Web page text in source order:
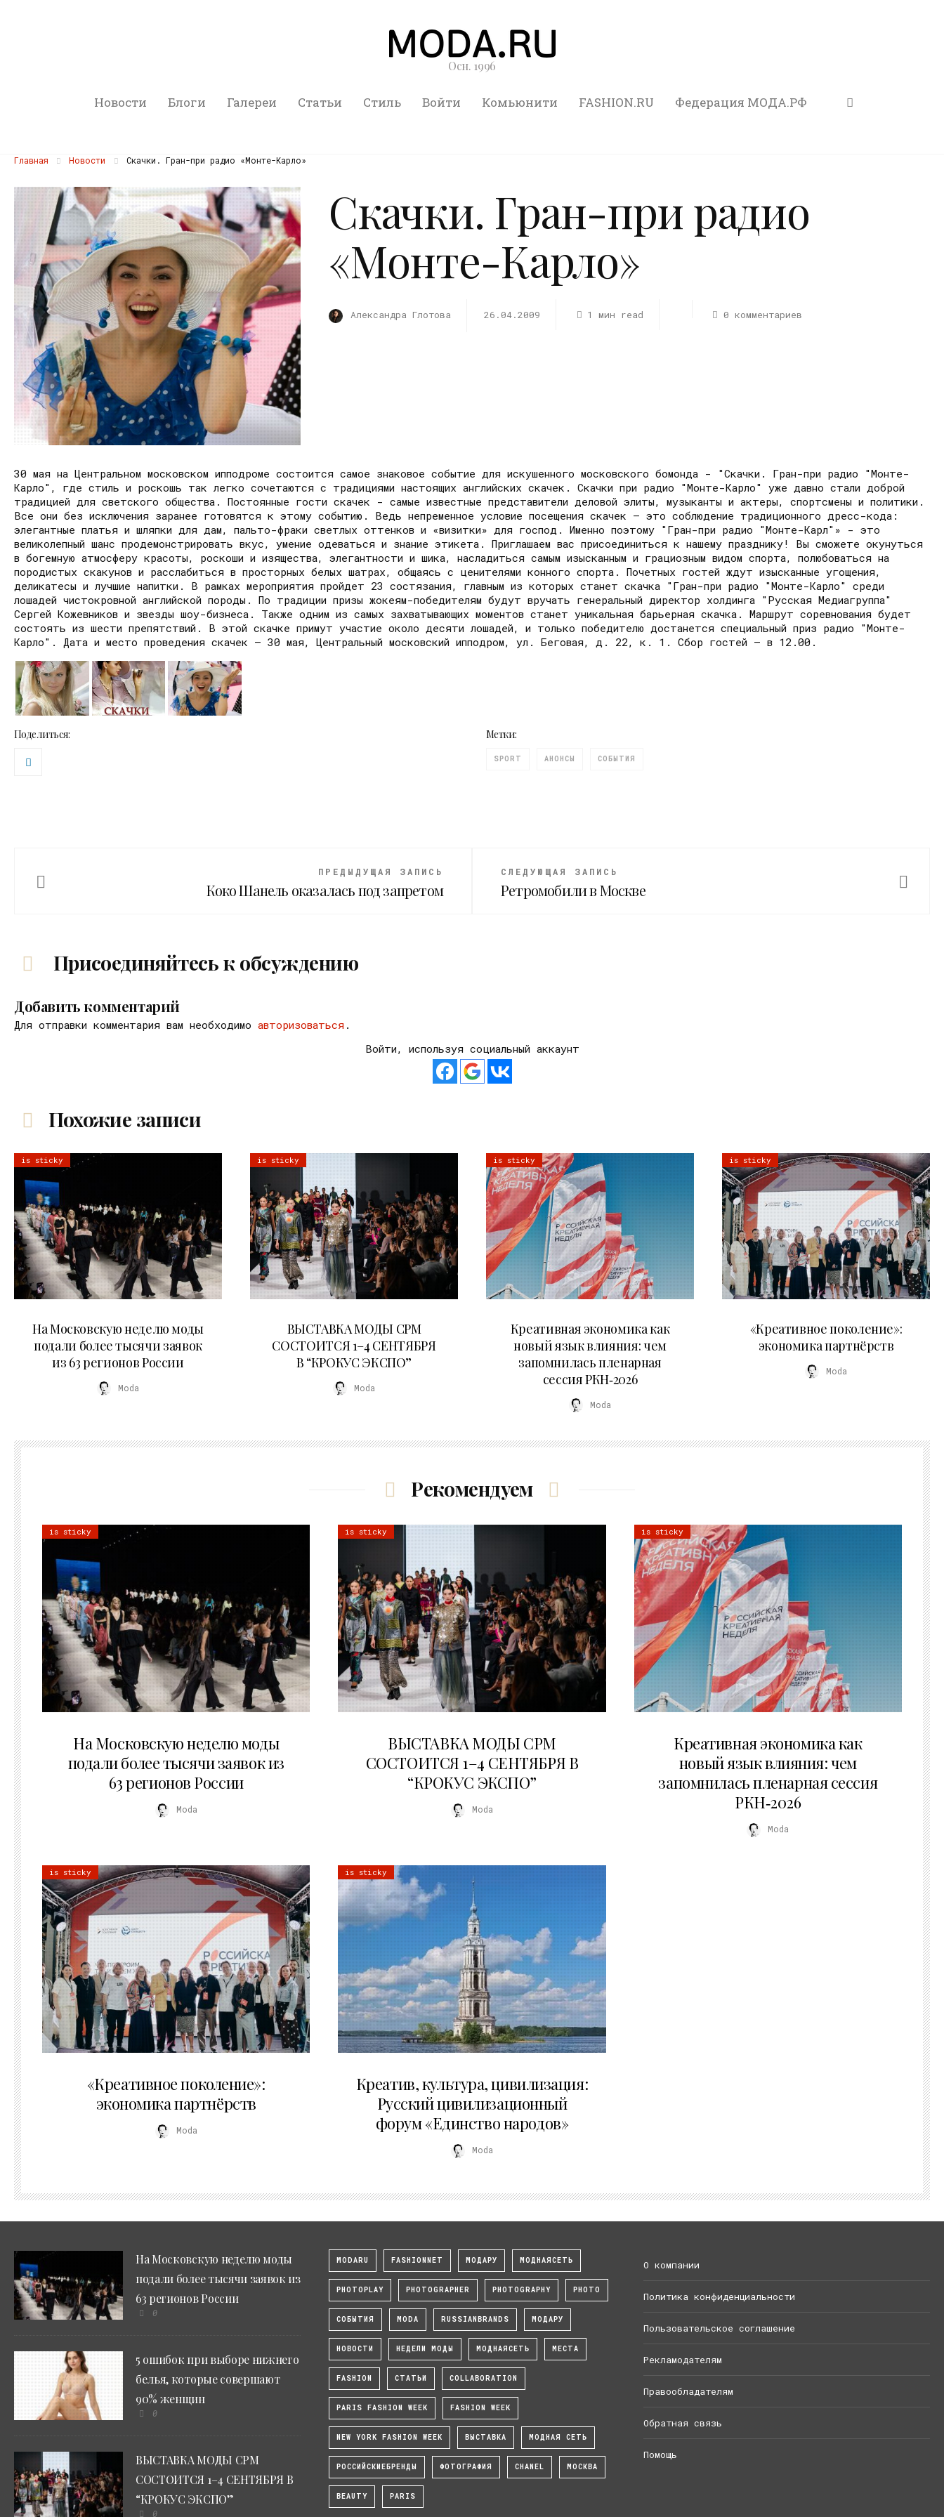
Осн. 1996
Новости Блоги Галереи Статьи Стиль Войти Комьюнити FASHION.RU Федерация МОДА.РФ
Главная Новости Скачки. Гран-при радио «Монте-Карло»
Скачки. Гран-при радио
«Монте-Карло»
Александра Глотова 26.04.2009 1 мин read 0 комментариев
30 мая на Центральном московском ипподроме состоится самое знаковое событие для искушенного московского бомонда - "Скачки. Гран-при радио "Монте-
Карло", где стиль и роскошь так легко сочетаются с традициями настоящих английских скачек. Скачки при радио "Монте-Карло" уже давно стали доброй
традицией для светского общества. Постоянные гости скачек - самые известные представители деловой элиты, музыканты и актеры, спортсмены и политики.
Все они без исключения заранее готовятся к этому событию. Ведь непременное условие посещения скачек – это соблюдение традиционного дресс-кода:
элегантные платья и шляпки для дам, пальто-фраки светлых оттенков и «визитки» для господ. Именно поэтому "Гран-при радио "Монте-Карл"» - это
великолепный шанс продемонстрировать вкус, умение одеваться и знание этикета. Приглашаем вас присоединиться к нашему празднику! Вы сможете окунуться
в богемную атмосферу красоты, роскоши и изящества, элегантности и шика, насладиться самым изысканным и грациозным видом спорта, полюбоваться на
породистых скакунов и расслабиться в просторных белых шатрах, общаясь с ценителями конного спорта. Почетных гостей ждут изысканные угощения,
деликатесы и лучшие напитки. В рамках мероприятия пройдет 23 состязания, главным из которых станет скачка "Гран-при радио "Монте-Карло" среди
лошадей чистокровной английской породы. По традиции призы жокеям-победителям будут вручать генеральный директор холдинга "Русская Медиагруппа"
Сергей Кожевников и звезды шоу-бизнеса. Также одним из самых захватывающих моментов станет уникальная барьерная скачка. Маршрут соревнования будет
состоять из шести препятствий. В этой скачке примут участие около десяти лошадей, и только победителю достанется специальный приз радио "Монте-
Карло". Дата и место проведения скачек – 30 мая, Центральный московский ипподром, ул. Беговая, д. 22, к. 1. Сбор гостей – в 12.00.
Поделиться: Метки:
SPORT АНОНСЫ СОБЫТИЯ
ПРЕДЫДУЩАЯ ЗАПИСЬ
Коко Шанель оказалась под запретом
СЛЕДУЮЩАЯ ЗАПИСЬ
Ретромобили в Москве
Присоединяйтесь к обсуждению
Добавить комментарий
Для отправки комментария вам необходимо авторизоваться .
Войти, используя социальный аккаунт
Похожие записи
is sticky
На Московскую неделю моды
подали более тысячи заявок
из 63 регионов России
Moda
is sticky
ВЫСТАВКА МОДЫ CPM
СОСТОИТСЯ 1–4 СЕНТЯБРЯ
В “КРОКУС ЭКСПО”
Moda
is sticky
Креативная экономика как
новый язык влияния: чем
запомнилась пленарная
сессия РКН‑2026
Moda
is sticky
«Креативное поколение»:
экономика партнёрств
Moda
Рекомендуем
is sticky
На Московскую неделю моды
подали более тысячи заявок из
63 регионов России
Moda
is sticky
ВЫСТАВКА МОДЫ CPM
СОСТОИТСЯ 1–4 СЕНТЯБРЯ В
“КРОКУС ЭКСПО”
Moda
is sticky
Креативная экономика как
новый язык влияния: чем
запомнилась пленарная сессия
РКН‑2026
Moda
is sticky
«Креативное поколение»:
экономика партнёрств
Moda
is sticky
Креатив, культура, цивилизация:
Русский цивилизационный
форум «Единство народов»
Moda
На Московскую неделю моды
подали более тысячи заявок из
63 регионов России
0
5 ошибок при выборе нижнего
белья, которые совершают
90% женщин
0
ВЫСТАВКА МОДЫ CPM
СОСТОИТСЯ 1–4 СЕНТЯБРЯ В
“КРОКУС ЭКСПО”
0
MODARU FASHIONNET МОДАРУ МОДНАЯСЕТЬ
PHOTOPLAY PHOTOGRAPHER PHOTOGRAPHY PHOTO
СОБЫТИЯ MODA RUSSIANBRANDS МОДАРУ
НОВОСТИ НЕДЕЛИ МОДЫ МОДНАЯСЕТЬ МЕСТА
FASHION СТАТЬИ COLLABORATION
PARIS FASHION WEEK FASHION WEEK
NEW YORK FASHION WEEK ВЫСТАВКА МОДНАЯ СЕТЬ
РОССИЙСКИЕБРЕНДЫ ФОТОГРАФИЯ CHANEL МОСКВА
BEAUTY PARIS
О компании
Политика конфиденциальности
Пользовательское соглашение
Рекламодателям
Правообладателям
Обратная связь
Помощь